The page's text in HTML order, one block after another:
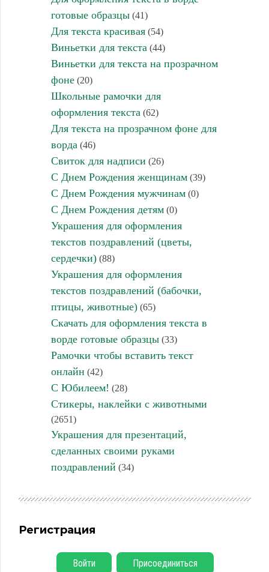
готовые образцы(41)
Для текста красивая(54)
Виньетки для текста (44)
Виньетки для текста на прозрачном
фоне(20)
Школьные рамочки для
оформления текста (62)
Для текста на прозрачном фоне для
ворда (46)
Свиток для надписи (26)
С Днем Рождения женщинам(39)
С Днем Рождения мужчинам(0)
С Днем Рождения детям(0)
Украшения для оформления
текстов поздравлений (цветы,
сердечки)(88)
Украшения для оформления
текстов поздравлений (бабочки,
птицы, животные)(65)
Скачать для оформления текста в
ворде готовые образцы(33)
Рамочки чтобы вставить текст
онлайн (42)
С Юбилеем! (28)
Стикеры, наклейки с животными
(2651)
Украшения для презентаций,
сделанных своими руками
поздравлений (34)
Регистрация
Войти Присоединиться